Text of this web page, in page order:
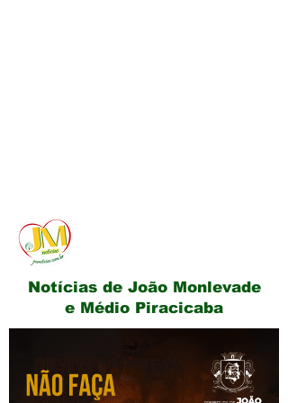
Notícias de João Monlevade
e Médio Piracicaba